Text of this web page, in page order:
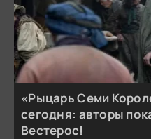
«Рыцарь Семи
сегодня: авторы
Вестерос!